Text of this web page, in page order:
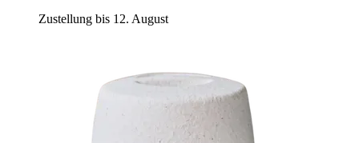
Zustellung bis 12. August